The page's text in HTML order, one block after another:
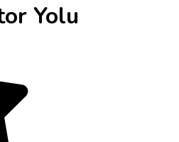
Yolu